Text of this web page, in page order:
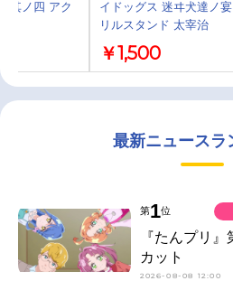
其ノ四 アク
イドッグス 迷ヰ犬達ノ
リルスタンド 太宰治
￥1,500
最新ニュースラ
第1位
『たんプリ
カット
2026-08-08 12:00